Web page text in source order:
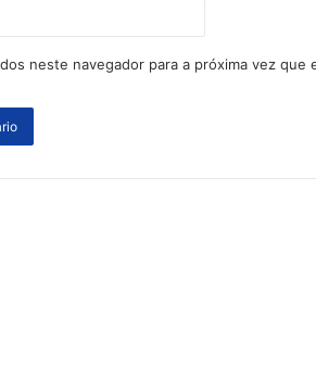
neste navegador para a próxima vez que